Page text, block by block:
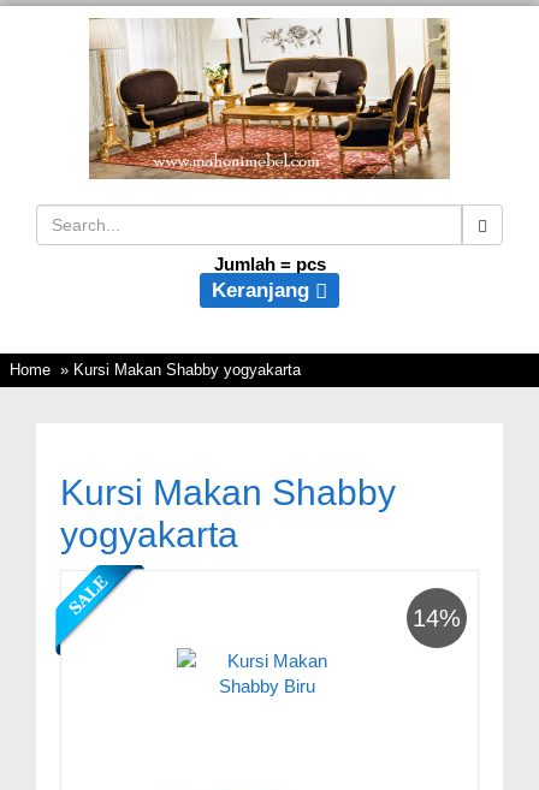
Jumlah = pcs
Keranjang
Home » Kursi Makan Shabby yogyakarta
Kursi Makan Shabby
yogyakarta
14%